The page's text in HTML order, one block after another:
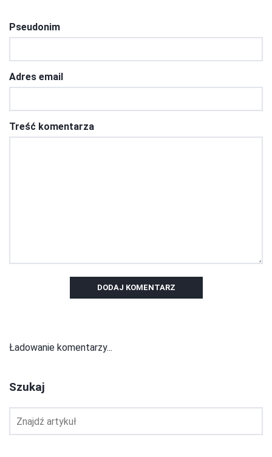
Pseudonim
Adres email
Treść komentarza
DODAJ KOMENTARZ
Ładowanie komentarzy...
Szukaj